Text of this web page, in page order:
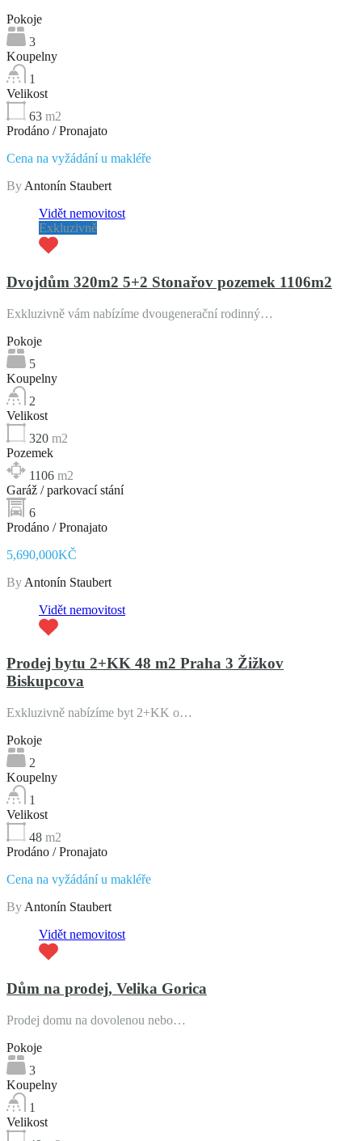
Pokoje
3
Koupelny
1
Velikost
63 m2
Prodáno / Pronajato
Cena na vyžádání u makléře
By Antonín Staubert
Vidět nemovitost
Exkluzivně
Dvojdům 320m2 5+2 Stonařov pozemek 1106m2
Exkluzivně vám nabízíme dvougenerační rodinný…
Pokoje
5
Koupelny
2
Velikost
320 m2
Pozemek
1106 m2
Garáž / parkovací stání
6
Prodáno / Pronajato
5,690,000KČ
By Antonín Staubert
Vidět nemovitost
Prodej bytu 2+KK 48 m2 Praha 3 Žižkov
Biskupcova
Exkluzivně nabízíme byt 2+KK o…
Pokoje
2
Koupelny
1
Velikost
48 m2
Prodáno / Pronajato
Cena na vyžádání u makléře
By Antonín Staubert
Vidět nemovitost
Dům na prodej, Velika Gorica
Prodej domu na dovolenou nebo…
Pokoje
3
Koupelny
1
Velikost